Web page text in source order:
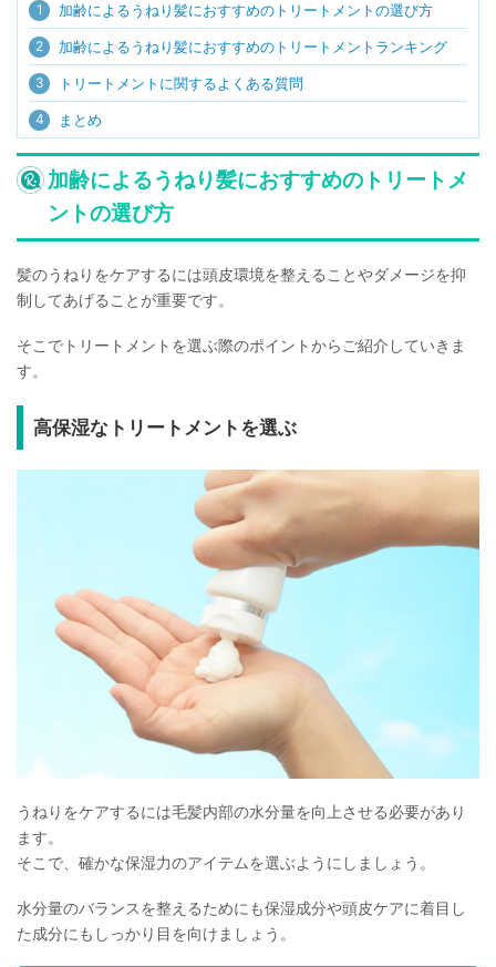
1 加齢によるうねり髪におすすめのトリートメントの選び方
2 加齢によるうねり髪におすすめのトリートメントランキング
3 トリートメントに関するよくある質問
4 まとめ
加齢によるうねり髪におすすめのトリートメ
ントの選び方
髪のうねりをケアするには頭皮環境を整えることやダメージを抑
制してあげることが重要です。
そこでトリートメントを選ぶ際のポイントからご紹介していきま
す。
高保湿なトリートメントを選ぶ
うねりをケアするには毛髪内部の水分量を向上させる必要があり
ます。
そこで、確かな保湿力のアイテムを選ぶようにしましょう。
水分量のバランスを整えるためにも保湿成分や頭皮ケアに着目し
た成分にもしっかり目を向けましょう。